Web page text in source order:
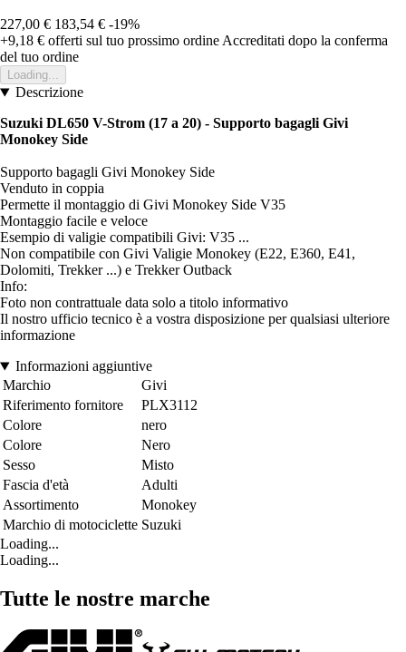
227,00 € 183,54 € -19%
+9,18 € offerti sul tuo prossimo ordine Accreditati dopo la conferma
del tuo ordine
Loading...
Descrizione
Suzuki DL650 V-Strom (17 a 20) - Supporto bagagli Givi
Monokey Side
Supporto bagagli Givi Monokey Side
Venduto in coppia
Permette il montaggio di Givi Monokey Side V35
Montaggio facile e veloce
Esempio di valigie compatibili Givi: V35 ...
Non compatibile con Givi Valigie Monokey (E22, E360, E41,
Dolomiti, Trekker ...) e Trekker Outback
Info:
Foto non contrattuale data solo a titolo informativo
Il nostro ufficio tecnico è a vostra disposizione per qualsiasi ulteriore
informazione
Informazioni aggiuntive
Marchio
Givi
Riferimento fornitore
PLX3112
Colore
nero
Colore
Nero
Sesso
Misto
Fascia d'età
Adulti
Assortimento
Monokey
Marchio di motociclette Suzuki
Loading...
Loading...
Tutte le nostre marche